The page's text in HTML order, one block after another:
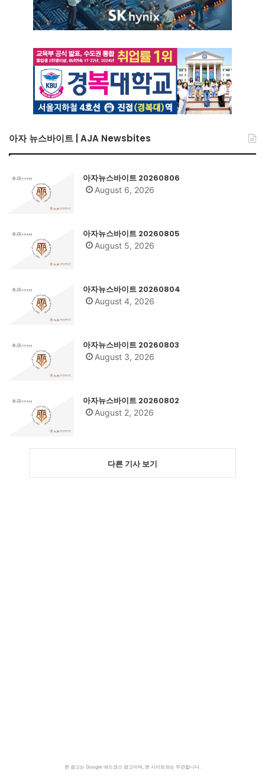
아자 뉴스바이트 | AJA Newsbites
아자뉴스바이트 20260806
August 6, 2026
아자뉴스바이트 20260805
August 5, 2026
아자뉴스바이트 20260804
August 4, 2026
아자뉴스바이트 20260803
August 3, 2026
아자뉴스바이트 20260802
August 2, 2026
다른 기사 보기
본 광고는 Google 애드센스 광고이며, 본 사이트와는 무관합니다.